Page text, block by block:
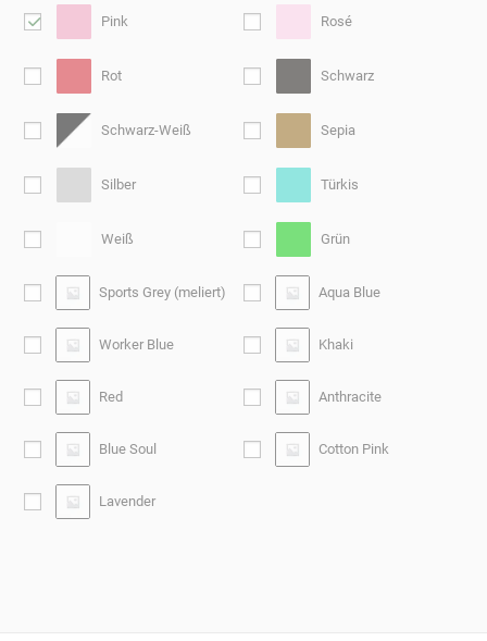
Pink Rosé
Rot Schwarz
Schwarz-Weiß Sepia
Silber Türkis
Weiß Grün
Sports Grey (meliert) Aqua Blue
Worker Blue Khaki
Red Anthracite
Blue Soul Cotton Pink
Lavender